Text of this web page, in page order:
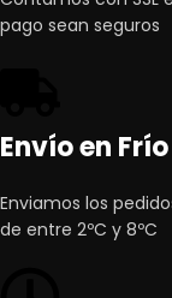
pago sean seguros
Envío en Frío
Enviamos los
de entre 2ºC y 8ºC